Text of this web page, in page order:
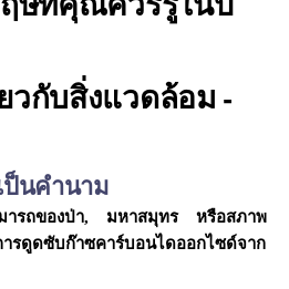
วกับสิ่งแวดล้อม -
ป็นคำนาม
ารถของป่า, มหาสมุทร หรือสภาพ
รดูดซับก๊าซคาร์บอนไดออกไซด์จาก